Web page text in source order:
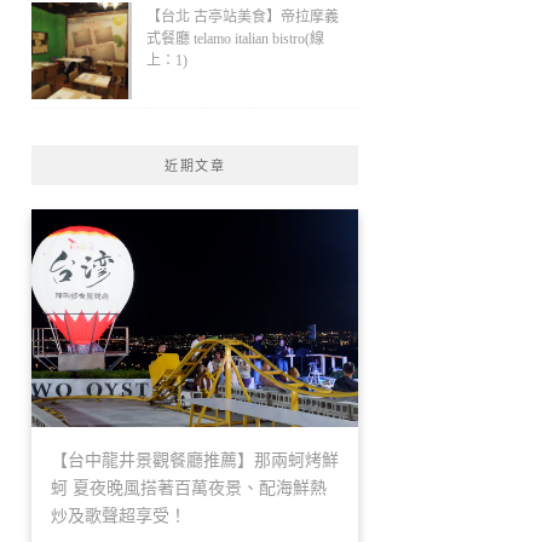
【台北 古亭站美食】帝拉摩義
式餐廳 telamo italian bistro(線
上：1)
近期文章
【台中龍井景觀餐廳推薦】那兩蚵烤鮮
蚵 夏夜晚風搭著百萬夜景、配海鮮熱
炒及歌聲超享受！